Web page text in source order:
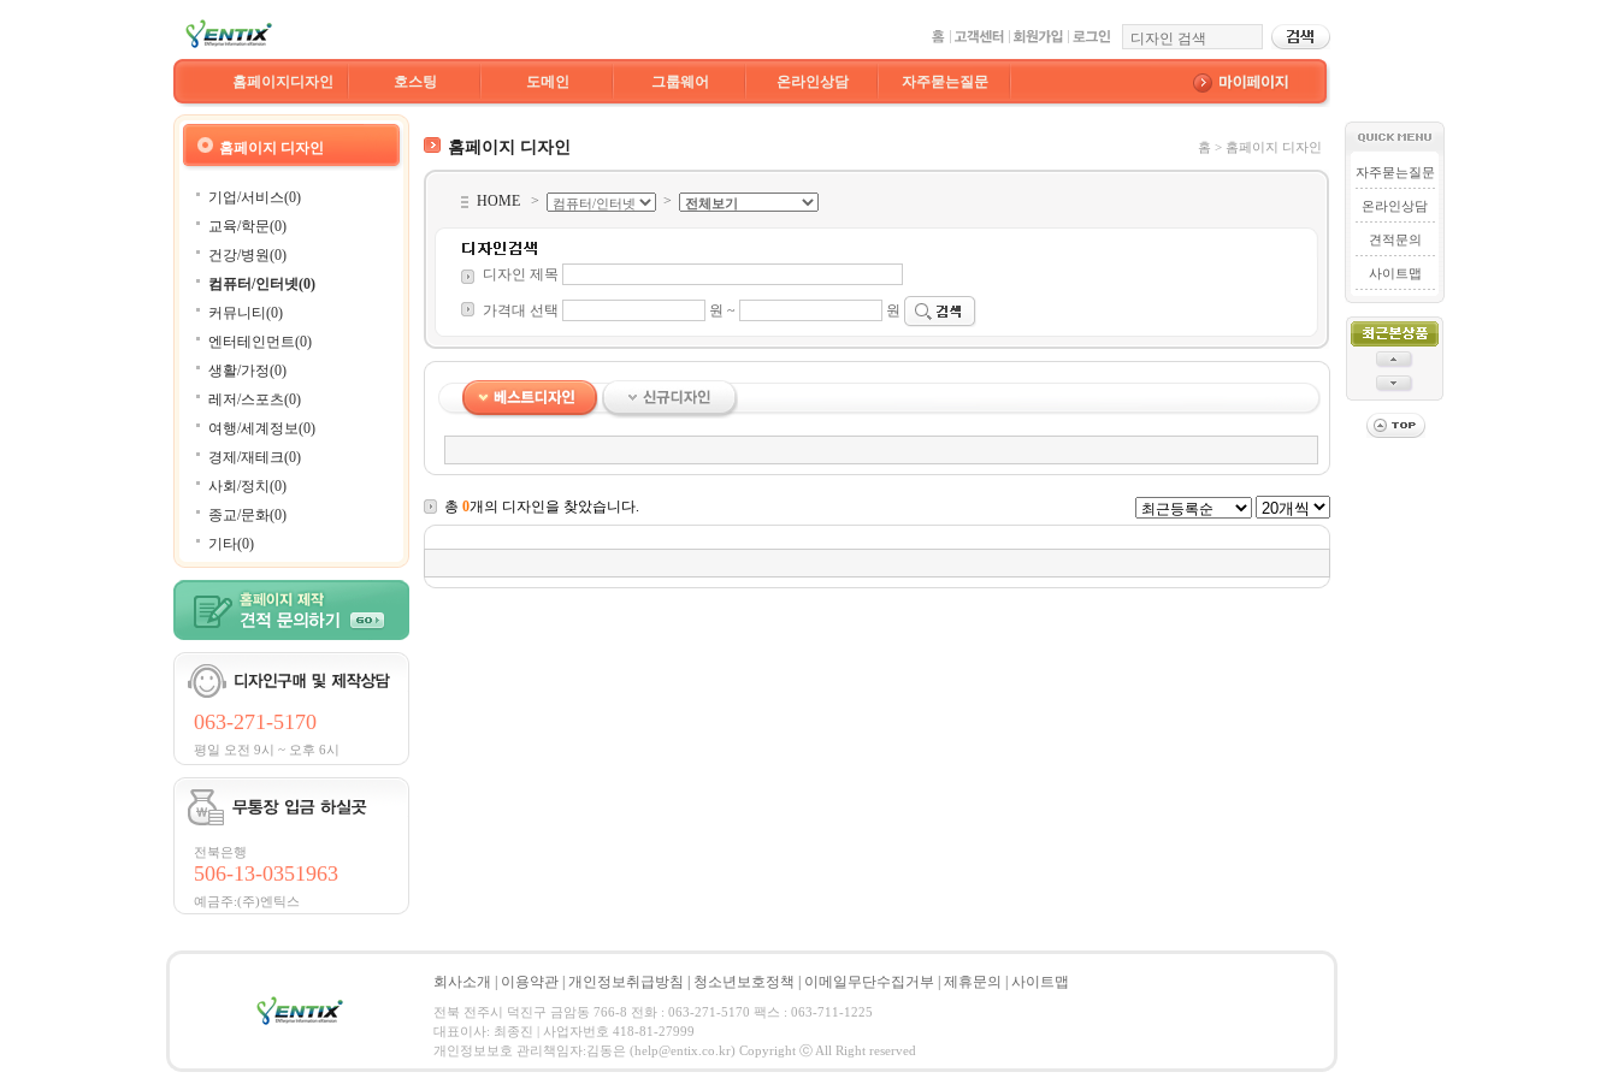
홈페이지디자인 호스팅 도메인 그룹웨어 온라인상담 자주묻는질문
홈페이지 디자인
기업/서비스(0)
교육/학문(0)
건강/병원(0)
컴퓨터/인터넷(0)
커뮤니티(0)
엔터테인먼트(0)
생활/가정(0)
레저/스포츠(0)
여행/세계정보(0)
경제/재테크(0)
사회/정치(0)
종교/문화(0)
기타(0)
063-271-5170
평일 오전 9시 ~ 오후 6시
전북은행
506-13-0351963
예금주:(주)엔틱스
홈페이지 디자인 홈 > 홈페이지 디자인
HOME > >
디자인 제목
가격대 선택 원 ~ 원
총 0개의 디자인을 찾았습니다.
자주묻는질문
온라인상담
견적문의
사이트맵
회사소개 이용약관 개인정보취급방침 청소년보호정책 이메일무단수집거부 제휴문의 사이트맵
전북 전주시 덕진구 금암동 766-8 전화 : 063-271-5170 팩스 : 063-711-1225
대표이사: 최종진 | 사업자번호 418-81-27999
개인정보보호 관리책임자:김동은 (help@entix.co.kr) Copyright ⓒ All Right reserved